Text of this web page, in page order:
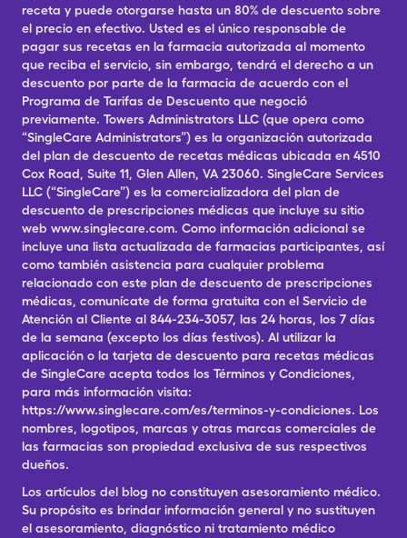
receta y puede otorgarse hasta un 80% de descuento sobre
el precio en efectivo. Usted es el único responsable de
pagar sus recetas en la farmacia autorizada al momento
que reciba el servicio, sin embargo, tendrá el derecho a un
descuento por parte de la farmacia de acuerdo con el
Programa de Tarifas de Descuento que negoció
previamente. Towers Administrators LLC (que opera como
“SingleCare Administrators”) es la organización autorizada
del plan de descuento de recetas médicas ubicada en 4510
Cox Road, Suite 11, Glen Allen, VA 23060. SingleCare Services
LLC (“SingleCare”) es la comercializadora del plan de
descuento de prescripciones médicas que incluye su sitio
web www.singlecare.com. Como información adicional se
incluye una lista actualizada de farmacias participantes, así
como también asistencia para cualquier problema
relacionado con este plan de descuento de prescripciones
médicas, comunícate de forma gratuita con el Servicio de
Atención al Cliente al 844-234-3057, las 24 horas, los 7 días
de la semana (excepto los días festivos). Al utilizar la
aplicación o la tarjeta de descuento para recetas médicas
de SingleCare acepta todos los Términos y Condiciones,
para más información visita:
https://www.singlecare.com/es/terminos-y-condiciones. Los
nombres, logotipos, marcas y otras marcas comerciales de
las farmacias son propiedad exclusiva de sus respectivos
dueños.
Los artículos del blog no constituyen asesoramiento médico.
Su propósito es brindar información general y no sustituyen
el asesoramiento, diagnóstico ni tratamiento médico